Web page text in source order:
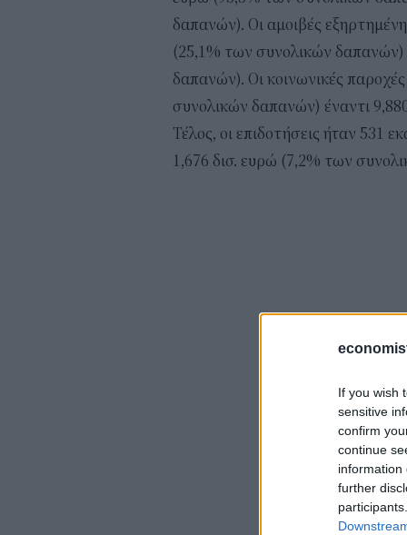
If you wish
sensitive
confirm
continue
information
further
δαπανών). Οι αμοιβές
(25,1% των συνολικών
δαπανών). Οι κοινωνικές
συνολικών δαπανών) έναντι
Τέλος, οι επιδοτήσεις ήταν 531
1,676 δισ. ευρώ (7,2% των